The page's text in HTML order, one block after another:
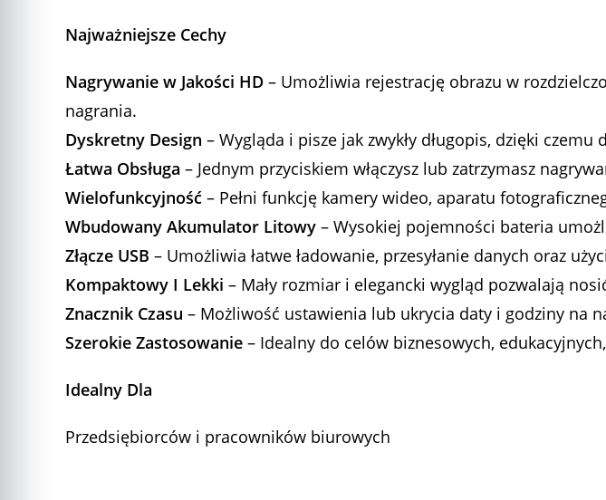
Najważniejsze Cechy
Nagrywanie w Jakości HD – Umożliwia rejestrację obrazu w
nagrania.
Dyskretny Design – Wygląda i pisze jak zwykły długopis, dzięki
Łatwa Obsługa – Jednym przyciskiem włączysz lub zatrzymasz
Wielofunkcyjność – Pełni funkcję kamery wideo, aparatu
Wbudowany Akumulator Litowy – Wysokiej pojemności bateria
Złącze USB – Umożliwia łatwe ładowanie, przesyłanie danych oraz
Kompaktowy I Lekki – Mały rozmiar i elegancki wygląd pozwalają
Znacznik Czasu – Możliwość ustawienia lub ukrycia daty i godziny na
Szerokie Zastosowanie – Idealny do celów biznesowych,
Idealny Dla
Przedsiębiorców i pracowników biurowych